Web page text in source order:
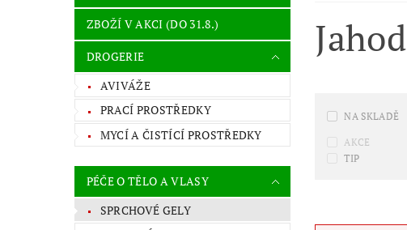
ZBOŽÍ V AKCI (DO 31.8.)
DROGERIE
AVIVÁŽE
PRACÍ PROSTŘEDKY
MYCÍ A ČISTÍCÍ PROSTŘEDKY
PÉČE O TĚLO A VLASY
SPRCHOVÉ GELY
Jahod
NA SKLADĚ
AKCE
TIP